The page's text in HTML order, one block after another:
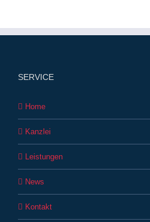
SERVICE
Home
Kanzlei
Leistungen
News
Kontakt